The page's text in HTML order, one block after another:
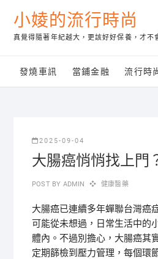
content
小婈的流行時尚
真覺得隨著年紀越大，更該好好保養，才
發燒車訊 當鋪金融 流行時
2025-09-04
大腸癌悄悄找上門
POST BY ADMIN 健康醫藥
大腸癌已連續多年蟬聯台灣癌
可能從未想過，日常生活中的
體內。不過別擔心，大腸癌其
定期篩檢到壓力管理，每個環